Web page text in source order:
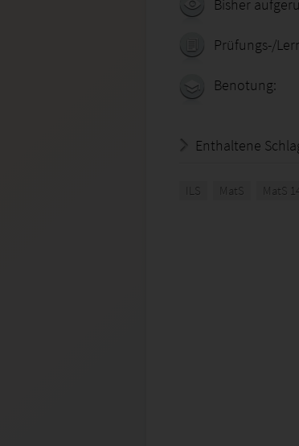
Bisher
Prüfungs-/
Benotung:
Enthaltene
ILS MatS MatS